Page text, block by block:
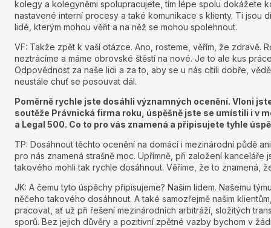
kolegy a kolegyněmi spolupracujete, tím lépe spolu dokážete
nastavené interní procesy a také komunikace s klienty. Ti jsou
lidé, kterým mohou věřit a na něž se mohou spolehnout.
VF: Takže zpět k vaší otázce. Ano, rosteme, věřím, že zdravě.
neztrácíme a máme obrovské štěstí na nové. Je to ale kus
Odpovědnost za naše lidi a za to, aby se u nás cítili dobře,
neustále chuť se posouvat dál.
Poměrně rychle jste dosáhli významných ocenění. Vloni
soutěže Právnická firma roku, úspěšně jste se umístili i v
a Legal 500. Co to pro vás znamená a připisujete tyhle
TP: Dosáhnout těchto ocenění na domácí i mezinárodní půdě
pro nás znamená strašně moc. Upřímně, při založení
takového mohli tak rychle dosáhnout. Věříme, že to znamená,
JK: A čemu tyto úspěchy připisujeme? Našim lidem. Našemu
něčeho takového dosáhnout. A také samozřejmě našim
pracovat, ať už při řešení mezinárodních arbitráží, složitých
sporů. Bez jejich důvěry a pozitivní zpětné vazby bychom v